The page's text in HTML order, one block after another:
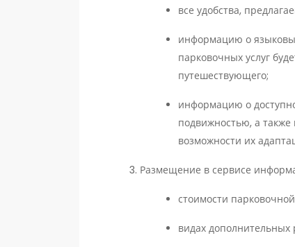
все удобства,
информацию о
парковочных услуг
путешествующего;
информацию о
подвижностью, а
возможности их
Размещение в сервисе
стоимости
видах дополнительных